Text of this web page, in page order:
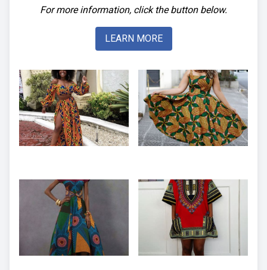
For more information, click the button below.
LEARN MORE